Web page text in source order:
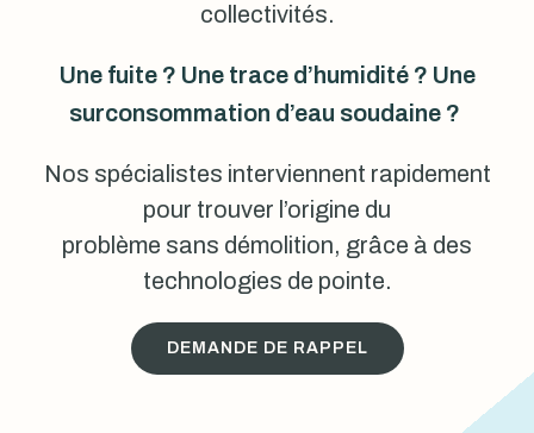
collectivités.
Une fuite ? Une trace d’humidité ? Une
surconsommation d’eau soudaine ?
Nos spécialistes interviennent rapidement
pour trouver l’origine du
problème sans démolition, grâce à des
technologies de pointe.
DEMANDE DE RAPPEL